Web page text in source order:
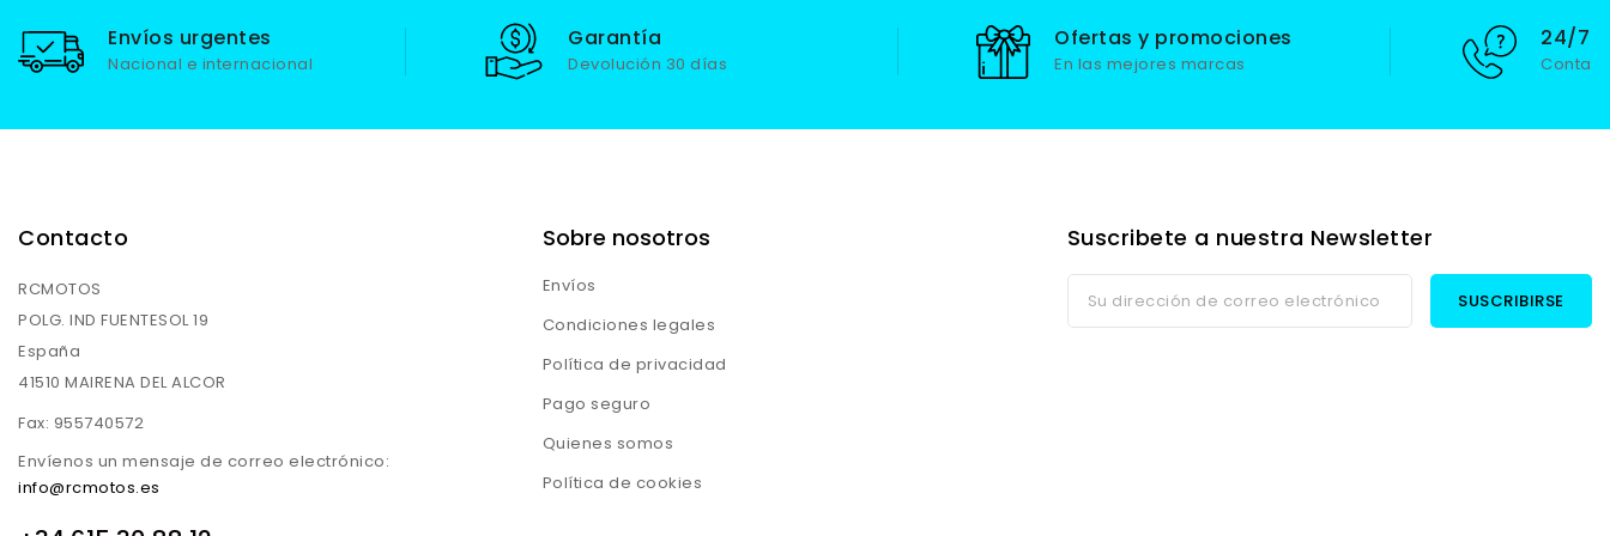
Envíos urgentes
Nacional e internacional
Garantía
Devolución 30 días
Ofertas y promociones
En las mejores marcas
24/7
Contacto
RCMOTOS
POLG. IND FUENTESOL 19
España
41510 MAIRENA DEL ALCOR
Fax: 955740572
Envíenos un mensaje de correo electrónico:
info@rcmotos.es
Sobre nosotros
Envíos
Condiciones legales
Política de privacidad
Pago seguro
Quienes somos
Política de cookies
Suscribete a nuestra Newsletter